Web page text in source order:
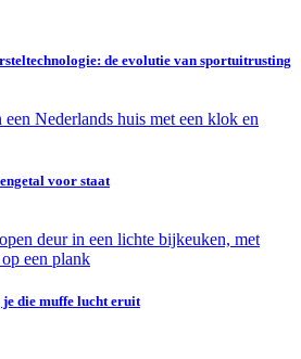
de evolutie van sportuitrusting
voor staat
die muffe lucht eruit